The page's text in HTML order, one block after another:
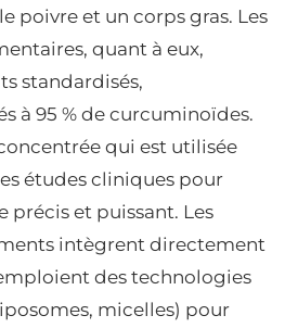
poivre et un corps gras. Les
quant à eux,
standardisés,
à 95 % de curcuminoïdes.
qui est utilisée
études cliniques pour
précis et puissant. Les
intègrent directement
des technologies
micelles) pour